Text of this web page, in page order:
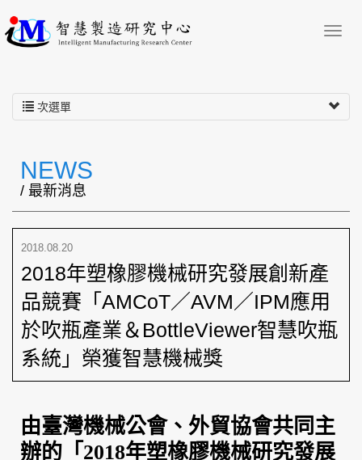
次選單
NEWS
/ 最新消息
2018.08.20
2018年塑橡膠機械研究發展創新產
品競賽「AMCoT／AVM／IPM應用
於吹瓶產業＆BottleViewer智慧吹瓶
系統」榮獲智慧機械獎
由臺灣機械公會、外貿協會共同主
辦的 「2018年塑橡膠機械研究發展